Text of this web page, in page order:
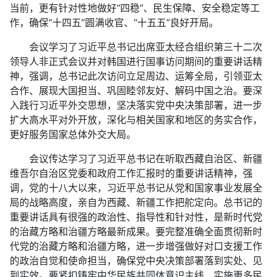
当前，更有针对性地做好“四稳”、民生保障、安全稳定等工
作，确保“十四五”圆满收官、“十五五”良好开局。
会议学习了习近平总书记出席亚太经合组织第三十二次
领导人非正式会议并对韩国进行国事访问期间的重要讲话精
神，强调，总书记此次访问立足周边、运筹全局，引领亚太
合作、展现大国担当、巩固睦邻友好、解码中国之治。要深
入践行习近平外交思想，坚决落实党中央决策部署，进一步
扩大高水平对外开放，深化与相关国家和地区的务实合作，
更好服务国家总体外交大局。
会议传达学习了习近平总书记在听取西藏自治区、新疆
维吾尔自治区党委和政府工作汇报时的重要讲话精神，强
调，党的十八大以来，习近平总书记从党和国家事业发展全
局的战略高度，亲自为西藏、新疆工作把舵定向。总书记的
重要讲话具有很强的政治性、指导性和针对性，是新时代党
的治藏方略和治疆方略最新成果。要完整准确全面贯彻新时
代党的治藏方略和治疆方略，进一步增强做好对口支援工作
的政治自觉和使命担当，确保党中央决策部署落到实处、见